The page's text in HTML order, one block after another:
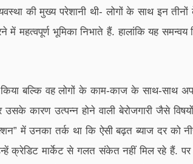
की मुख्य परेशानी थी- लोगों के साथ इन
महत्वपूर्ण भूमिका निभाते हैं. हालांकि यह
बल्कि वह लोगों के काम-काज के साथ-साथ
कारण उत्पन्न होने वाली बेरोजगारी जैसे
में उनका तर्क था कि ऐसी बढ़त ब्याज दर
मार्केट से गलत संकेत नहीं मिल रहे हैं. पर